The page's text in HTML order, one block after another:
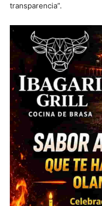
transparencia”.